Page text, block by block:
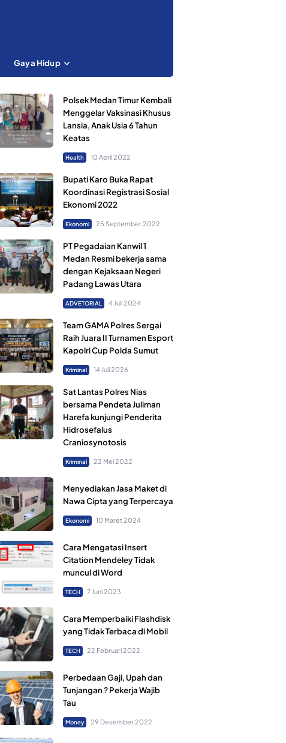
Gaya Hidup
Polsek Medan Timur Kembali
Menggelar Vaksinasi Khusus
Lansia, Anak Usia 6 Tahun
Keatas
Health 10 April 2022
Bupati Karo Buka Rapat
Koordinasi Registrasi Sosial
Ekonomi 2022
Ekonomi 25 September 2022
PT Pegadaian Kanwil 1
Medan Resmi bekerja sama
dengan Kejaksaan Negeri
Padang Lawas Utara
ADVETORIAL 4 Juli 2024
Team GAMA Polres Sergai
Raih Juara II Turnamen Esport
Kapolri Cup Polda Sumut
Kriminal 14 Juli 2026
Sat Lantas Polres Nias
bersama Pendeta Juliman
Harefa kunjungi Penderita
Hidrosefalus
Craniosynotosis
Kriminal 22 Mei 2022
Menyediakan Jasa Maket di
Nawa Cipta yang Terpercaya
Ekonomi 10 Maret 2024
Cara Mengatasi Insert
Citation Mendeley Tidak
muncul di Word
TECH 7 Juni 2023
Cara Memperbaiki Flashdisk
yang Tidak Terbaca di Mobil
TECH 22 Februari 2022
Perbedaan Gaji, Upah dan
Tunjangan ? Pekerja Wajib
Tau
Money 29 Desember 2022